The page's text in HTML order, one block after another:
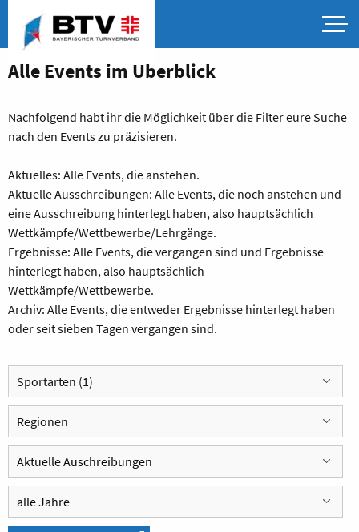
Alle Events im Überblick
Nachfolgend habt ihr die Möglichkeit über die Filter eure Suche
nach den Events zu präzisieren.
Aktuelles: Alle Events, die anstehen.
Aktuelle Ausschreibungen: Alle Events, die noch anstehen und
eine Ausschreibung hinterlegt haben, also hauptsächlich
Wettkämpfe/Wettbewerbe/Lehrgänge.
Ergebnisse: Alle Events, die vergangen sind und Ergebnisse
hinterlegt haben, also hauptsächlich
Wettkämpfe/Wettbewerbe.
Archiv: Alle Events, die entweder Ergebnisse hinterlegt haben
oder seit sieben Tagen vergangen sind.
Sportarten (1)
Regionen